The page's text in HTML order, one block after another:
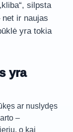
silpsta
ir naujas
yra tokia
yra
ar nuslydęs
–
o kai